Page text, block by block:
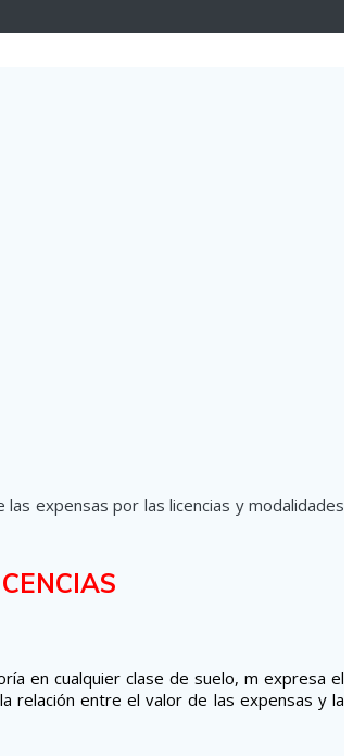
expensas por las licencias y modalidades
en cualquier clase de suelo, m expresa el
relación entre el valor de las expensas y la